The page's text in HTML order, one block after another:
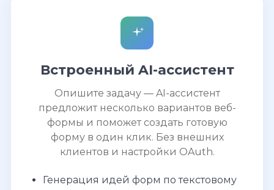
Встроенный AI-ассистент
Опишите задачу — AI-ассистент
предложит несколько вариантов веб-
формы и поможет создать готовую
форму в один клик. Без внешних
клиентов и настройки OAuth.
Генерация идей форм по текстовому